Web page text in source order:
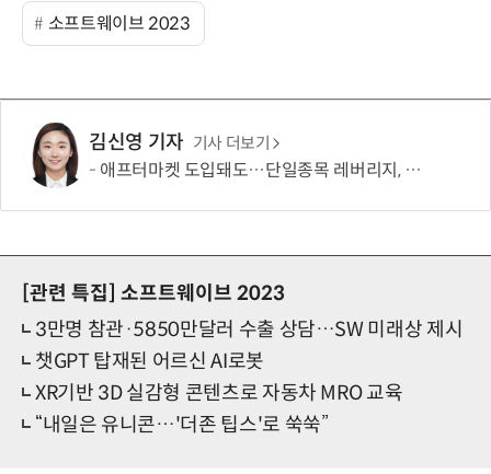
소프트웨이브 2023
김신영 기자 기사 더보기
애프터마켓 도입돼도…단일종목 레버리지, 거래 가능성 희박
[관련 특집] 소프트웨이브 2023
3만명 참관·5850만달러 수출 상담…SW 미래상 제시
챗GPT 탑재된 어르신 AI로봇
XR기반 3D 실감형 콘텐츠로 자동차 MRO 교육
“내일은 유니콘…'더존 팁스'로 쑥쑥”